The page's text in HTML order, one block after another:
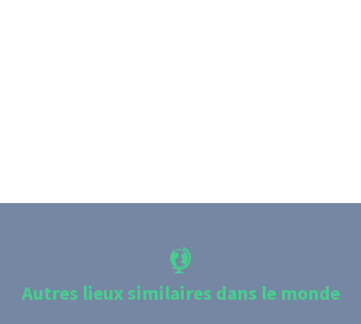
Autres lieux similaires dans le monde